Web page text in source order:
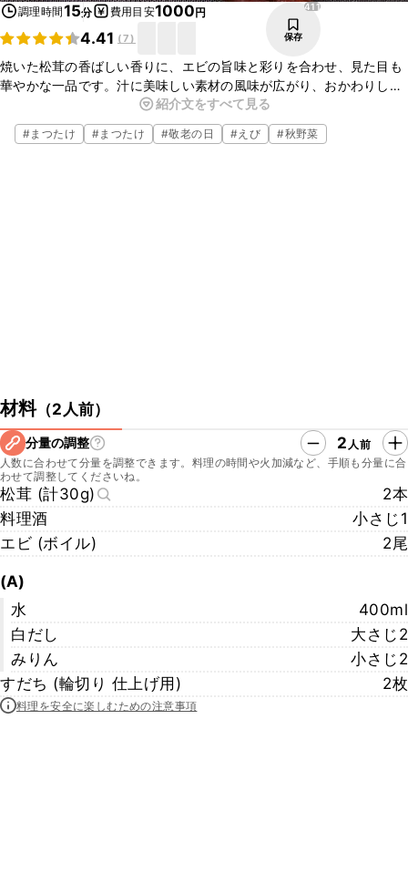
調理時間15分 費用目安1000円
4.41 (7)
411
保存
焼いた松茸の香ばしい香りに、エビの旨味と彩りを合わせ、見た目も
華やかな一品です。汁に美味しい素材の風味が広がり、おかわりした
くなる美味しさですよ。来客時のおもてなしや、特別な日にもおすす
めです。是非、おためしください。
紹介文をすべて見る
#まつたけ #まつたけ #敬老の日 #えび #秋野菜
材料（2人前）
分量の調整 2 人前
人数に合わせて分量を調整できます。料理の時間や火加減など、手順も分量に合
わせて調整してくださいね。
松茸 (計30g)
2本
料理酒
小さじ1
エビ (ボイル)
2尾
(A)
水
400ml
白だし
大さじ2
みりん
小さじ2
すだち (輪切り 仕上げ用)
2枚
料理を安全に楽しむための注意事項